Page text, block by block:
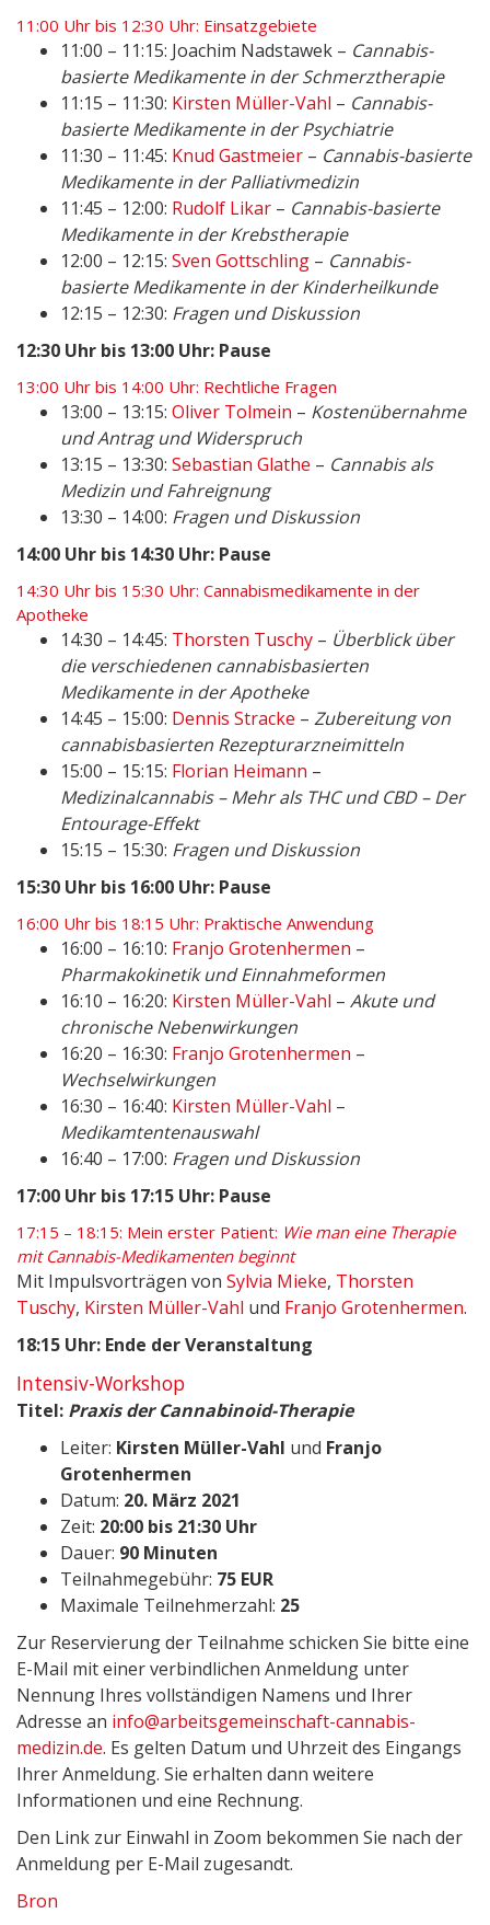
11:00 Uhr bis 12:30 Uhr: Einsatzgebiete
11:00 – 11:15: Joachim Nadstawek – Cannabis-
basierte Medikamente in der Schmerztherapie
11:15 – 11:30: Kirsten Müller-Vahl – Cannabis-
basierte Medikamente in der Psychiatrie
11:30 – 11:45: Knud Gastmeier – Cannabis-basierte
Medikamente in der Palliativmedizin
11:45 – 12:00: Rudolf Likar – Cannabis-basierte
Medikamente in der Krebstherapie
12:00 – 12:15: Sven Gottschling – Cannabis-
basierte Medikamente in der Kinderheilkunde
12:15 – 12:30: Fragen und Diskussion
12:30 Uhr bis 13:00 Uhr: Pause
13:00 Uhr bis 14:00 Uhr: Rechtliche Fragen
13:00 – 13:15: Oliver Tolmein – Kostenübernahme
und Antrag und Widerspruch
13:15 – 13:30: Sebastian Glathe – Cannabis als
Medizin und Fahreignung
13:30 – 14:00: Fragen und Diskussion
14:00 Uhr bis 14:30 Uhr: Pause
14:30 Uhr bis 15:30 Uhr: Cannabismedikamente in der
Apotheke
14:30 – 14:45: Thorsten Tuschy – Überblick über
die verschiedenen cannabisbasierten
Medikamente in der Apotheke
14:45 – 15:00: Dennis Stracke – Zubereitung von
cannabisbasierten Rezepturarzneimitteln
15:00 – 15:15: Florian Heimann –
Medizinalcannabis – Mehr als THC und CBD – Der
Entourage-Effekt
15:15 – 15:30: Fragen und Diskussion
15:30 Uhr bis 16:00 Uhr: Pause
16:00 Uhr bis 18:15 Uhr: Praktische Anwendung
16:00 – 16:10: Franjo Grotenhermen –
Pharmakokinetik und Einnahmeformen
16:10 – 16:20: Kirsten Müller-Vahl – Akute und
chronische Nebenwirkungen
16:20 – 16:30: Franjo Grotenhermen –
Wechselwirkungen
16:30 – 16:40: Kirsten Müller-Vahl –
Medikamtentenauswahl
16:40 – 17:00: Fragen und Diskussion
17:00 Uhr bis 17:15 Uhr: Pause
17:15 – 18:15: Mein erster Patient: Wie man eine Therapie
mit Cannabis-Medikamenten beginnt
Mit Impulsvorträgen von Sylvia Mieke, Thorsten
Tuschy, Kirsten Müller-Vahl und Franjo Grotenhermen.
18:15 Uhr: Ende der Veranstaltung
Intensiv-Workshop
Titel: Praxis der Cannabinoid-Therapie
Leiter: Kirsten Müller-Vahl und Franjo
Grotenhermen
Datum: 20. März 2021
Zeit: 20:00 bis 21:30 Uhr
Dauer: 90 Minuten
Teilnahmegebühr: 75 EUR
Maximale Teilnehmerzahl: 25
Zur Reservierung der Teilnahme schicken Sie bitte eine
E-Mail mit einer verbindlichen Anmeldung unter
Nennung Ihres vollständigen Namens und Ihrer
Adresse an info@arbeitsgemeinschaft-cannabis-
medizin.de. Es gelten Datum und Uhrzeit des Eingangs
Ihrer Anmeldung. Sie erhalten dann weitere
Informationen und eine Rechnung.
Den Link zur Einwahl in Zoom bekommen Sie nach der
Anmeldung per E-Mail zugesandt.
Bron